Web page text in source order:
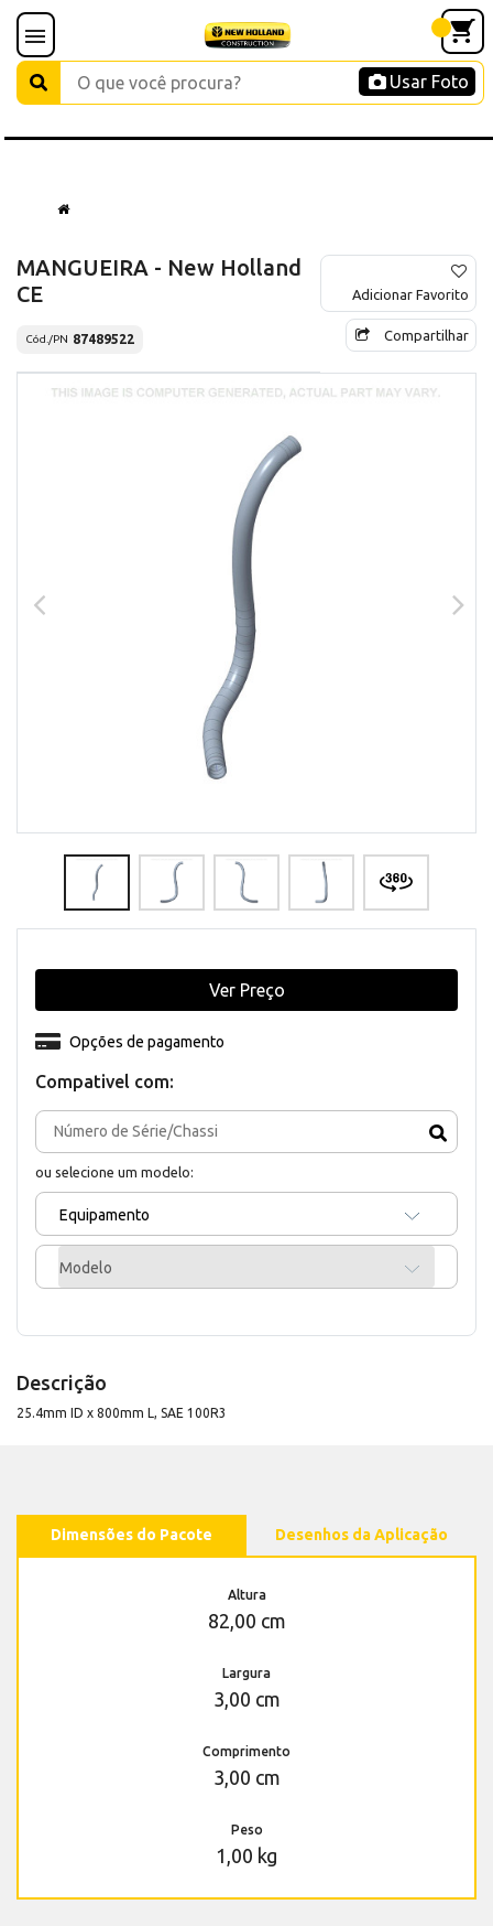
Usar Foto
MANGUEIRA - New Holland
CE
Cód./PN 87489522
Adicionar Favorito
Compartilhar
Compativel com:
ou selecione um modelo:
Equipamento
Modelo
Opções de pagamento
Ver Preço
Descrição
25.4mm ID x 800mm L, SAE 100R3
Dimensões do Pacote Desenhos da Aplicação
Altura
82,00 cm
Largura
3,00 cm
Comprimento
3,00 cm
Peso
1,00 kg